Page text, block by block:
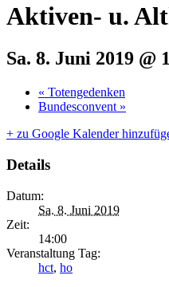
Aktiven- u.
Sa. 8. Juni 2019 @
« Totengedenken
Bundesconvent »
+ zu Google Kalender
Details
Datum:
Sa. 8. Juni 2019
Zeit:
14:00
Veranstaltung Tag:
hct, ho